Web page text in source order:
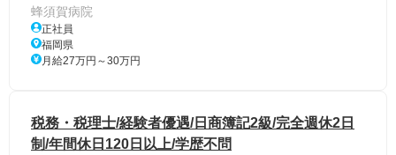
蜂須賀病院
正社員
福岡県
月給27万円～30万円
税務・税理士/経験者優遇/日商簿記2級/完全週休2日
制/年間休日120日以上/学歴不問